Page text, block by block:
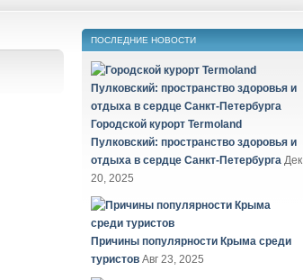
ПОСЛЕДНИЕ НОВОСТИ
Городской курорт Termoland
Пулковский: пространство здоровья и
отдыха в сердце Санкт-Петербурга Дек
20, 2025
Причины популярности Крыма среди
туристов Авг 23, 2025